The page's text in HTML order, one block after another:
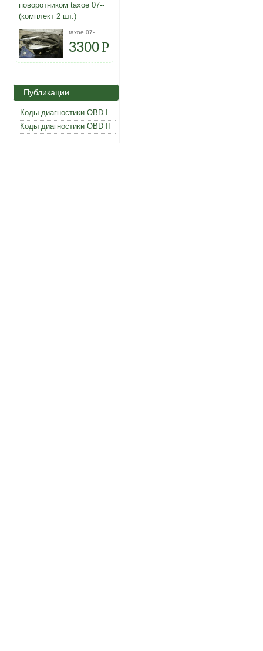
поворотником taxoe 07--
(комплект 2 шт.)
taxoe 07-
3300P
Публикации
Коды диагностики OBD I
Коды диагностики OBD II